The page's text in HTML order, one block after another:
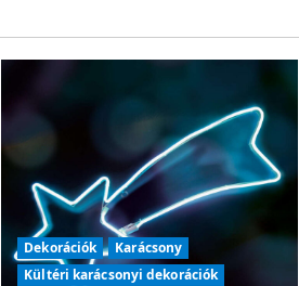
Dekorációk
Karácsony
Kültéri karácsonyi dekorációk